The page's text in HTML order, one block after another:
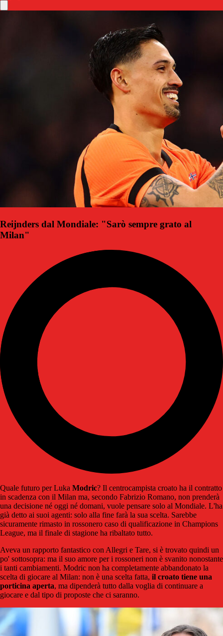
Reijnders dal Mondiale: "Sarò sempre grato al
Milan"
Quale futuro per Luka Modric? Il centrocampista croato ha il contratto
in scadenza con il Milan ma, secondo Fabrizio Romano, non prenderà
una decisione né oggi né domani, vuole pensare solo al Mondiale. L'ha
già detto ai suoi agenti: solo alla fine farà la sua scelta. Sarebbe
sicuramente rimasto in rossonero caso di qualificazione in Champions
League, ma il finale di stagione ha ribaltato tutto.
Aveva un rapporto fantastico con Allegri e Tare, si è trovato quindi un
po' sottosopra: ma il suo amore per i rossoneri non è svanito nonostante
i tanti cambiamenti. Modric non ha completamente abbandonato la
scelta di giocare al Milan: non è una scelta fatta, il croato tiene una
porticina aperta, ma dipenderà tutto dalla voglia di continuare a
giocare e dal tipo di proposte che ci saranno.